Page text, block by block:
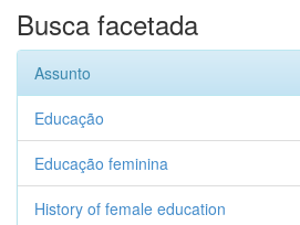
Busca facetada
Assunto
Educação
Educação feminina
History of female education